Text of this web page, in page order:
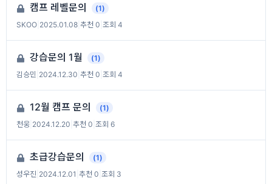
캠프 레벨문의
(1)
SKOO 2025.01.08 추천 0 조회 4
강습문의 1월
(1)
김승민 2024.12.30 추천 0 조회 4
12월 캠프 문의
(1)
천웅 2024.12.20 추천 0 조회 6
초급강습문의
(1)
성우진 2024.12.01 추천 0 조회 3